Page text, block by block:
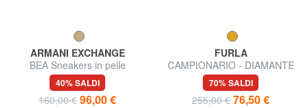
ARMANI EXCHANGE
BEA Sneakers in pelle
40% SALDI
160,00 € 96,00 €
FURLA
CAMPIONARIO - DIAMANTE
Sandali con strass
70% SALDI
255,00 € 76,50 €